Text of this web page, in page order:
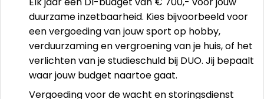
duurzame inzetbaarheid. Kies bijvoorbeeld voor
een vergoeding van jouw sport op hobby,
verduurzaming en vergroening van je huis, of het
verlichten van je studieschuld bij DUO. Jij bepaalt
waar jouw budget naartoe gaat.
Vergoeding voor de wacht en storingsdienst